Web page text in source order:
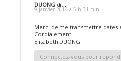
DUONG dit :
9 janvier 2014 à 5 h 31 min
Merci de me transmettre dates
Cordialement
Elisabeth DUONG
Connectez-vous pour